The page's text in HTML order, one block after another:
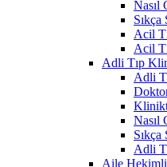
Nasıl
Acil
Acil
Adli Tıp
Adli
Nasıl
Adli
Aile